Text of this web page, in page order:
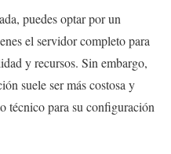
puedes optar por un
el servidor completo para
y recursos. Sin embargo,
suele ser más costosa y
técnico para su configuración